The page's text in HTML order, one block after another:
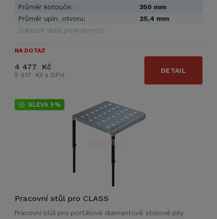
Průměr kotouče:
350 mm
Průměr upín. otvoru:
25,4 mm
Zobrazit další podrobnosti
NA DOTAZ
4 477 Kč
5 417 Kč s DPH
DETAIL
SLEVA 5%
Pracovní stůl pro CLASS
Pracovní stůl pro portálové diamantové stolové pily